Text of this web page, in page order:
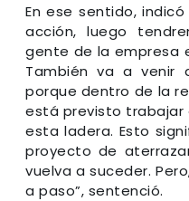
En ese sentido,
acción, luego
gente de la empresa
También va a venir
porque dentro de la
está previsto trabajar
esta ladera. Esto
proyecto de
vuelva a suceder.
a paso”, sentenció.